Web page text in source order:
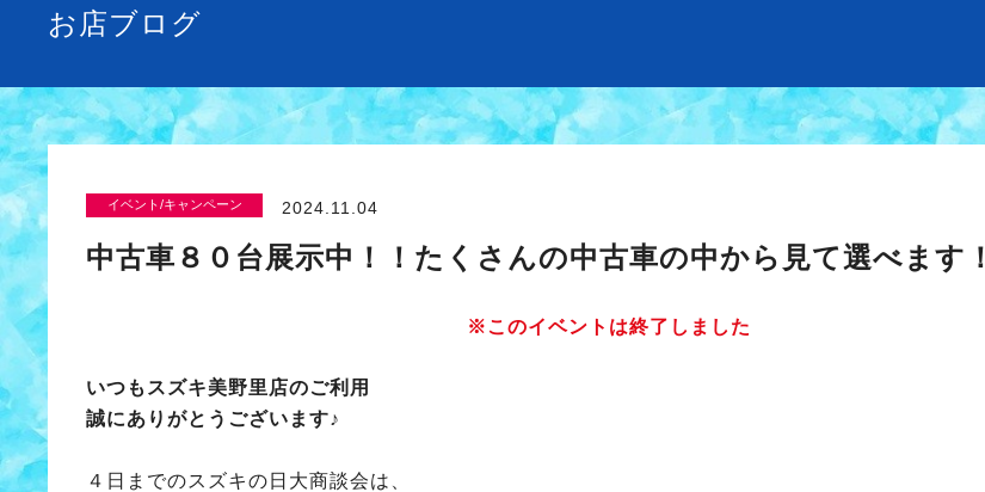
お店ブログ
イベント/キャンペーン 2024.11.04
中古車８０台展示中！！たくさんの中古車の中から見て選べます！
※このイベントは終了しました
いつもスズキ美野里店のご利用
誠にありがとうございます♪
４日までのスズキの日大商談会は、